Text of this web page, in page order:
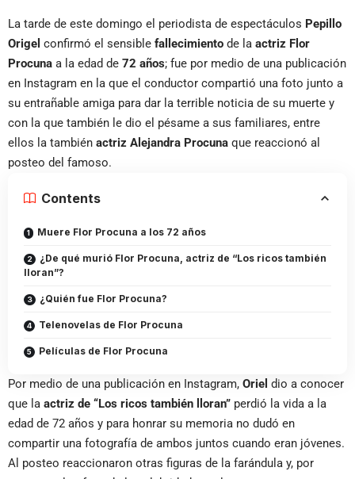
La tarde de este domingo el periodista de espectáculos Pepillo
Origel confirmó el sensible fallecimiento de la actriz Flor
Procuna a la edad de 72 años; fue por medio de una publicación
en Instagram en la que el conductor compartió una foto junto a
su entrañable amiga para dar la terrible noticia de su muerte y
con la que también le dio el pésame a sus familiares, entre
ellos la también actriz Alejandra Procuna que reaccionó al
posteo del famoso.
Contents
Muere Flor Procuna a los 72 años
¿De qué murió Flor Procuna, actriz de “Los ricos también
lloran”?
¿Quién fue Flor Procuna?
Telenovelas de Flor Procuna
Películas de Flor Procuna
Por medio de una publicación en Instagram, Oriel dio a conocer
que la actriz de “Los ricos también lloran” perdió la vida a la
edad de 72 años y para honrar su memoria no dudó en
compartir una fotografía de ambos juntos cuando eran jóvenes.
Al posteo reaccionaron otras figuras de la farándula y, por